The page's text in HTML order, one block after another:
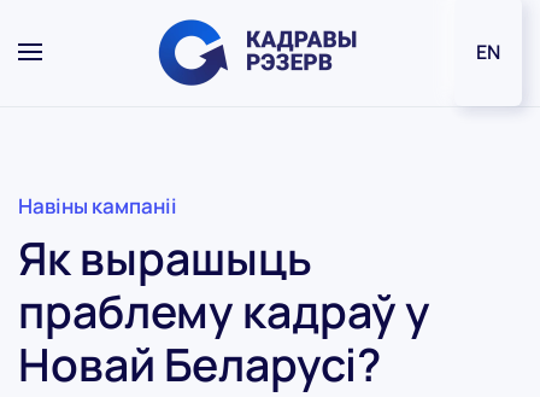
EN
Навіны кампаніі
Як вырашыць
праблему кадраў у
Новай Беларусі?